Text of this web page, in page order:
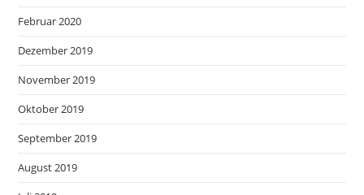
Februar 2020
Dezember 2019
November 2019
Oktober 2019
September 2019
August 2019